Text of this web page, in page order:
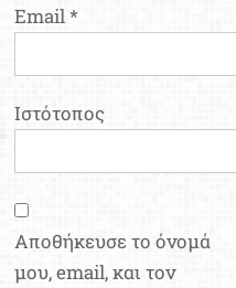
Email*
Ιστότοπος
Αποθήκευσε το όνομά
μου, email, και τον